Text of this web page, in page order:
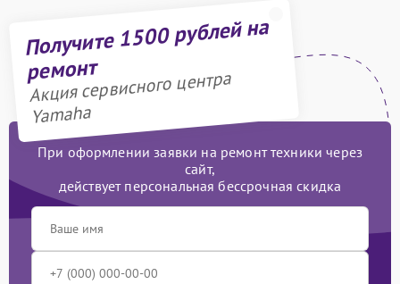
Получите 1500 рублей на
ремонт
Акция сервисного центра
Yamaha
При оформлении заявки на ремонт техники через
сайт,
действует персональная бессрочная скидка